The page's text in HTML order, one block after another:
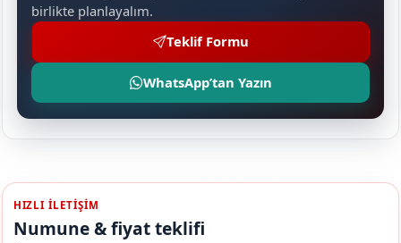
birlikte planlayalım.
Teklif Formu
WhatsApp’tan Yazın
HIZLI ILETIŞIM
Numune & fiyat teklifi